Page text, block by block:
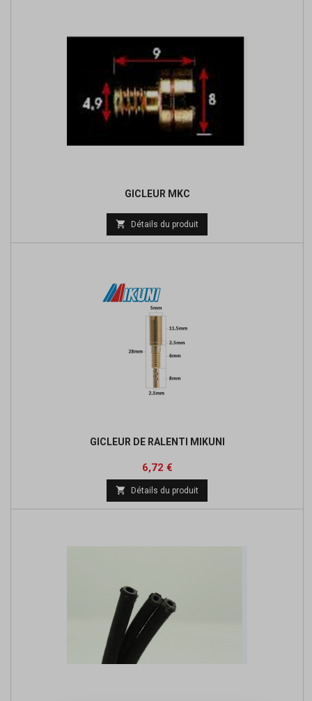
GICLEUR MKC
Prix
de
 Détails du produit
GICLEUR DE RALENTI MIKUNI
Prix
6,72 €Prix
base
 Détails du produit